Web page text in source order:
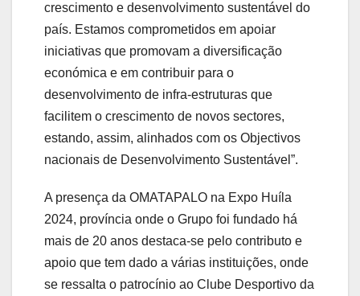
crescimento e desenvolvimento sustentável do
país. Estamos comprometidos em apoiar
iniciativas que promovam a diversificação
económica e em contribuir para o
desenvolvimento de infra-estruturas que
facilitem o crescimento de novos sectores,
estando, assim, alinhados com os Objectivos
nacionais de Desenvolvimento Sustentável”.
A presença da OMATAPALO na Expo Huíla
2024, província onde o Grupo foi fundado há
mais de 20 anos destaca-se pelo contributo e
apoio que tem dado a várias instituições, onde
se ressalta o patrocínio ao Clube Desportivo da